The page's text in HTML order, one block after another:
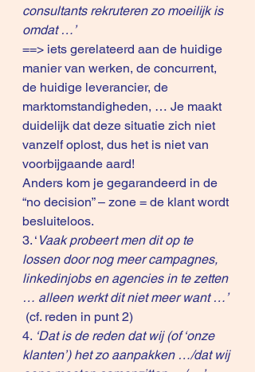
consultants rekruteren zo moeilijk is
omdat …’
==> iets gerelateerd aan de huidige
manier van werken, de concurrent,
de huidige leverancier, de
marktomstandigheden, … Je maakt
duidelijk dat deze situatie zich niet
vanzelf oplost, dus het is niet van
voorbijgaande aard!
Anders kom je gegarandeerd in de
“no decision” – zone = de klant wordt
besluiteloos.
3. ‘ Vaak probeert men dit op te
lossen door nog meer campagnes,
linkedinjobs en agencies in te zetten
… alleen werkt dit niet meer want …’
(cf. reden in punt 2)
4. ‘Dat is de reden dat wij (of ‘onze
klanten’) het zo aanpakken …/dat wij